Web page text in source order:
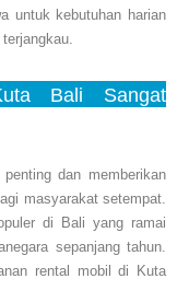
untuk kebutuhan harian
Bali Sangat
dan memberikan
masyarakat setempat.
di Bali yang ramai
sepanjang tahun.
rental mobil di Kuta